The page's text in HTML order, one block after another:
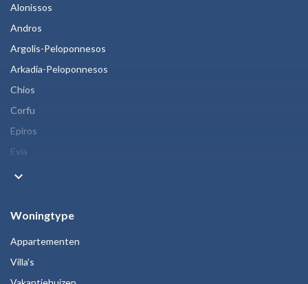
Alonissos
Andros
Argolis-Peloponnesos
Arkadia-Peloponnesos
Chios
Corfu
Epiros
Evia
keyboard_arrow_down
Woningtype
Appartementen
Villa's